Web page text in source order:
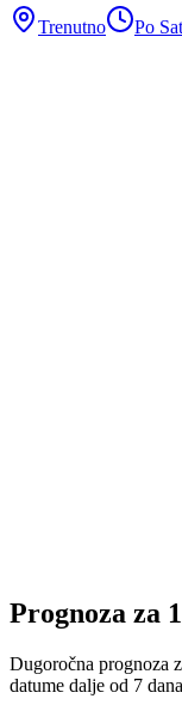
Trenutno
Po
Prognoza za
Dugoročna prognoza
datume dalje od 7